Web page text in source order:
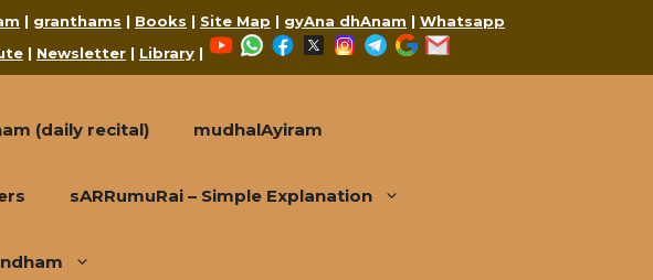
| granthams | Books | Site Map | gyAna dhAnam | Whatsapp
| Newsletter | Library |
YouTubeWhatsApp
Facebook
X Instagram
Telegram
Google
(daily recital) mudhalAyiram
sARRumuRai – Simple Explanation